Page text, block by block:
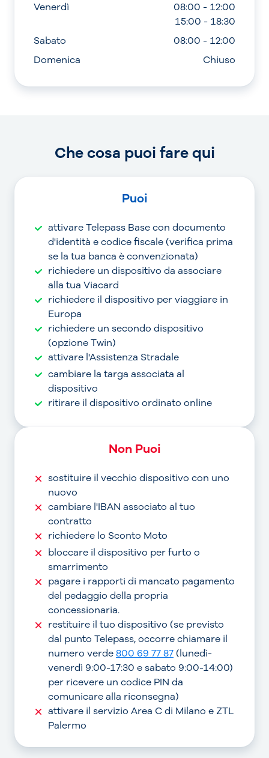
Venerdì
08:00 - 12:00
15:00 - 18:30
Sabato
08:00 - 12:00
Domenica
Chiuso
Che cosa puoi fare qui
Puoi
attivare Telepass Base con documento
d'identità e codice fiscale (verifica prima
se la tua banca è convenzionata)
richiedere un dispositivo da associare
alla tua Viacard
richiedere il dispositivo per viaggiare in
Europa
richiedere un secondo dispositivo
(opzione Twin)
attivare l'Assistenza Stradale
cambiare la targa associata al
dispositivo
ritirare il dispositivo ordinato online
Non Puoi
sostituire il vecchio dispositivo con uno
nuovo
cambiare l'IBAN associato al tuo
contratto
richiedere lo Sconto Moto
bloccare il dispositivo per furto o
smarrimento
pagare i rapporti di mancato pagamento
del pedaggio della propria
concessionaria.
restituire il tuo dispositivo (se previsto
dal punto Telepass, occorre chiamare il
numero verde800 69 77 87(lunedì-
venerdì 9:00-17:30 e sabato 9:00-14:00)
per ricevere un codice PIN da
comunicare alla riconsegna)
attivare il servizio Area C di Milano e ZTL
Palermo